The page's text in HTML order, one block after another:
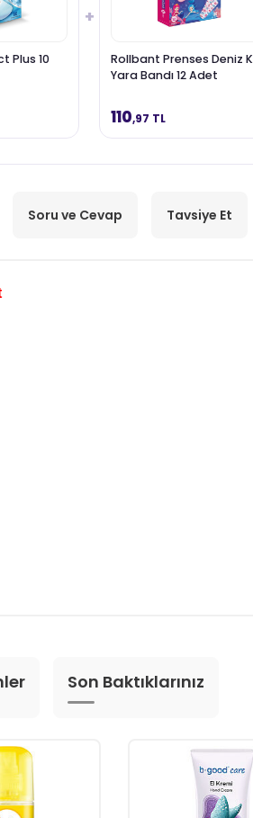
Plus 10
+
Rollbant Prenses Deniz
Yara Bandı 12 Adet
110,97 TL
Soru ve Cevap Tavsiye Et
Son Baktıklarınız